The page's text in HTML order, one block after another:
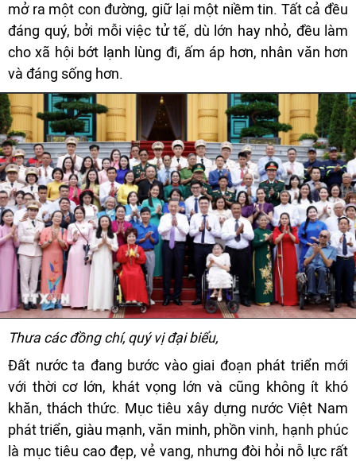
mở ra một con đường, giữ lại một niềm tin. Tất cả đều
đáng quý, bởi mỗi việc tử tế, dù lớn hay nhỏ, đều làm
cho xã hội bớt lạnh lùng đi, ấm áp hơn, nhân văn hơn
và đáng sống hơn.
Thưa các đồng chí, quý vị đại biểu,
Đất nước ta đang bước vào giai đoạn phát triển mới
với thời cơ lớn, khát vọng lớn và cũng không ít khó
khăn, thách thức. Mục tiêu xây dựng nước Việt Nam
phát triển, giàu mạnh, văn minh, phồn vinh, hạnh phúc
là mục tiêu cao đẹp, vẻ vang, nhưng đòi hỏi nỗ lực rất